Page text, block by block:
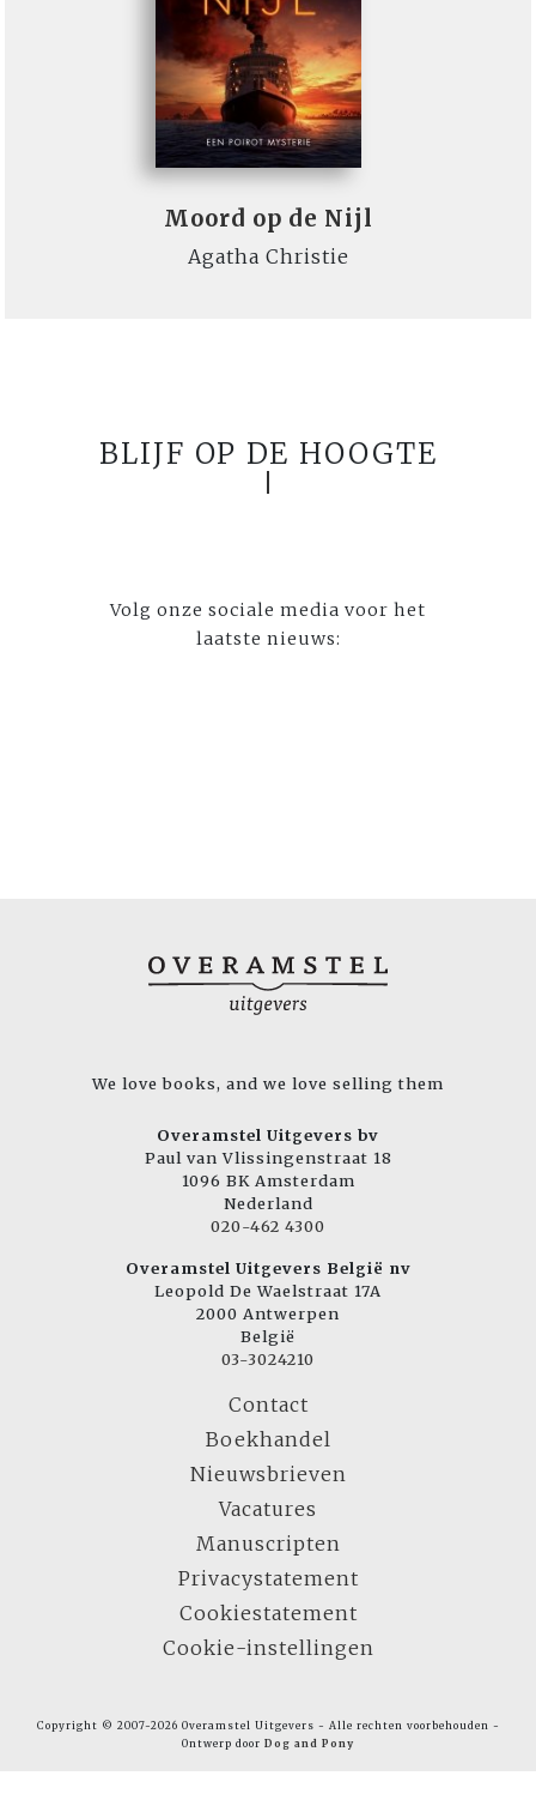
Moord op de Nijl
Agatha Christie
BLIJF OP DE HOOGTE
Volg onze sociale media voor het
laatste nieuws:
We love books, and we love selling them
Overamstel Uitgevers bv
Paul van Vlissingenstraat 18
1096 BK Amsterdam
Nederland
020-462 4300
Overamstel Uitgevers België nv
Leopold De Waelstraat 17A
2000 Antwerpen
België
03-3024210
Contact
Boekhandel
Nieuwsbrieven
Vacatures
Manuscripten
Privacystatement
Cookiestatement
Cookie-instellingen
Copyright © 2007-2026 Overamstel Uitgevers - Alle rechten voorbehouden -
Ontwerp door Dog and Pony